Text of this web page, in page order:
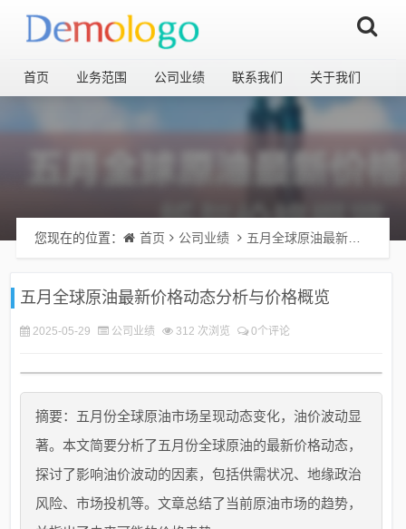
首页 业务范围 公司业绩 联系我们 关于我们
您现在的位置： 首页 公司业绩 五月全球原油最新价格动态分析与价格概览
五月全球原油最新价格动态分析与价格概览
2025-05-29 公司业绩 312 次浏览 0个评论
摘要：五月份全球原油市场呈现动态变化，油价波动显
著。本文简要分析了五月份全球原油的最新价格动态，
探讨了影响油价波动的因素，包括供需状况、地缘政治
风险、市场投机等。文章总结了当前原油市场的趋势，